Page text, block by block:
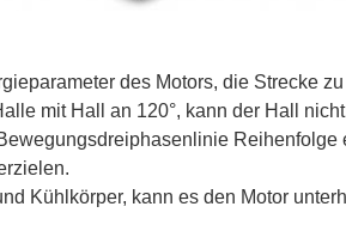
des Motors, die Strecke
mit Hall an 120°, kann der Hall
Reihenfolge
Kühlkörper, kann es den Motor